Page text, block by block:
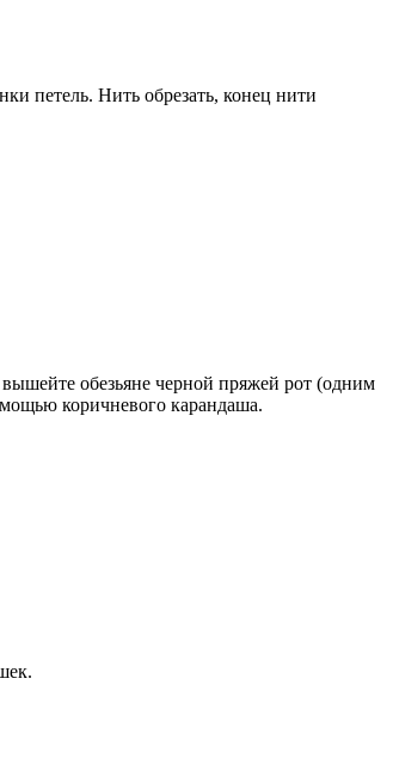
петель. Нить обрезать, конец нити
обезьяне черной пряжей рот (одним
коричневого карандаша.